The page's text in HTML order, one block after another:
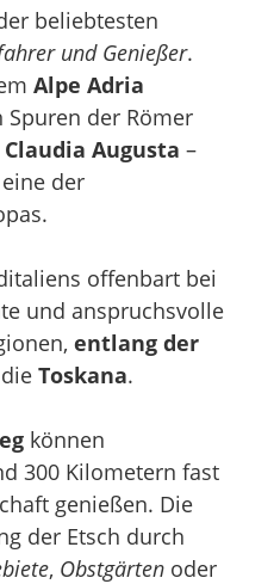
beliebtesten
und Genießer.
Alpe Adria
Spuren der Römer
Claudia Augusta –
der
offenbart bei
und anspruchsvolle
entlang der
Toskana.
können
300 Kilometern fast
genießen. Die
der Etsch durch
, Obstgärten oder